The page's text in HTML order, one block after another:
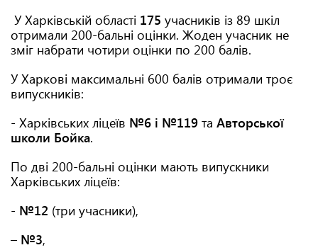
У Харківській області 175 учасників із 89 шкіл
отримали 200-бальні оцінки. Жоден учасник не
зміг набрати чотири оцінки по 200 балів.
У Харкові максимальні 600 балів отримали троє
випускників:
- Харківських ліцеїв №6 і №119 та Авторської
школи Бойка.
По дві 200-бальні оцінки мають випускники
Харківських ліцеїв:
- №12 (три учасники),
– №3,